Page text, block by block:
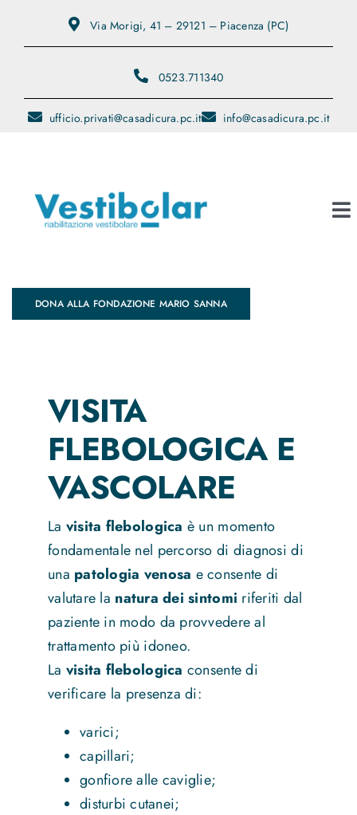
Via Morigi, 41 – 29121 – Piacenza (PC)
0523.711340
ufficio.privati@casadicura.pc.it info@casadicura.pc.it
DONA ALLA FONDAZIONE MARIO SANNA
VISITA
FLEBOLOGICA E
VASCOLARE
La visita flebologica è un momento
fondamentale nel percorso di diagnosi di
una patologia venosa e consente di
valutare la natura dei sintomi riferiti dal
paziente in modo da provvedere al
trattamento più idoneo.
La visita flebologica consente di
verificare la presenza di:
varici;
capillari;
gonfiore alle caviglie;
disturbi cutanei;